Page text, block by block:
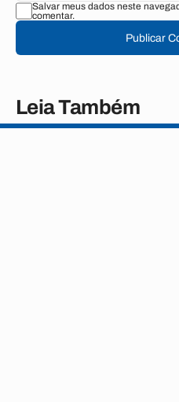
Salvar meus dados neste
comentar.
Publicar
Leia Também